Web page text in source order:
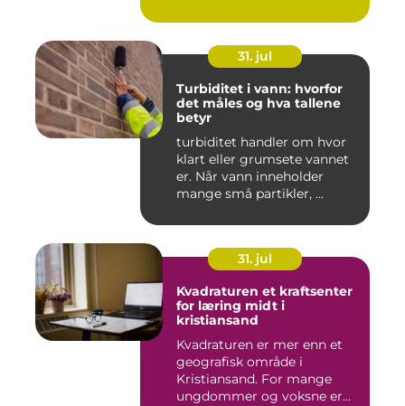
31. jul
Turbiditet i vann: hvorfor
det måles og hva tallene
betyr
turbiditet handler om hvor
klart eller grumsete vannet
er. Når vann inneholder
mange små partikler, ...
31. jul
Kvadraturen et kraftsenter
for læring midt i
kristiansand
Kvadraturen er mer enn et
geografisk område i
Kristiansand. For mange
ungdommer og voksne er